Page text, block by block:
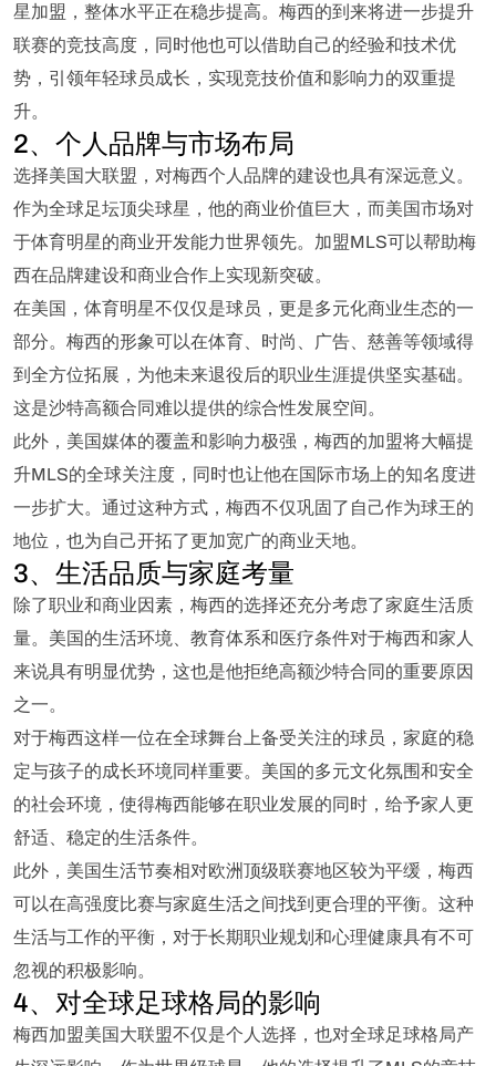
星加盟，整体水平正在稳步提高。梅西的到来将进一步提升
联赛的竞技高度，同时他也可以借助自己的经验和技术优
势，引领年轻球员成长，实现竞技价值和影响力的双重提
升。
2、个人品牌与市场布局
选择美国大联盟，对梅西个人品牌的建设也具有深远意义。
作为全球足坛顶尖球星，他的商业价值巨大，而美国市场对
于体育明星的商业开发能力世界领先。加盟MLS可以帮助梅
西在品牌建设和商业合作上实现新突破。
在美国，体育明星不仅仅是球员，更是多元化商业生态的一
部分。梅西的形象可以在体育、时尚、广告、慈善等领域得
到全方位拓展，为他未来退役后的职业生涯提供坚实基础。
这是沙特高额合同难以提供的综合性发展空间。
此外，美国媒体的覆盖和影响力极强，梅西的加盟将大幅提
升MLS的全球关注度，同时也让他在国际市场上的知名度进
一步扩大。通过这种方式，梅西不仅巩固了自己作为球王的
地位，也为自己开拓了更加宽广的商业天地。
3、生活品质与家庭考量
除了职业和商业因素，梅西的选择还充分考虑了家庭生活质
量。美国的生活环境、教育体系和医疗条件对于梅西和家人
来说具有明显优势，这也是他拒绝高额沙特合同的重要原因
之一。
对于梅西这样一位在全球舞台上备受关注的球员，家庭的稳
定与孩子的成长环境同样重要。美国的多元文化氛围和安全
的社会环境，使得梅西能够在职业发展的同时，给予家人更
舒适、稳定的生活条件。
此外，美国生活节奏相对欧洲顶级联赛地区较为平缓，梅西
可以在高强度比赛与家庭生活之间找到更合理的平衡。这种
生活与工作的平衡，对于长期职业规划和心理健康具有不可
忽视的积极影响。
4、对全球足球格局的影响
梅西加盟美国大联盟不仅是个人选择，也对全球足球格局产